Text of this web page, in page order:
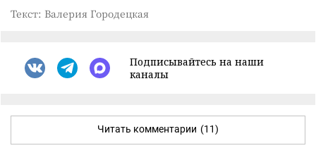
Текст: Валерия Городецкая
Подписывайтесь на наши
каналы
Читать комментарии (11)